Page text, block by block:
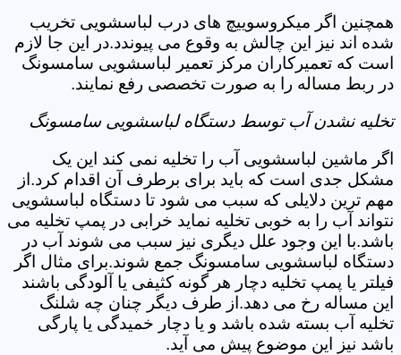
همچنین اگر میکروسوییچ های درب لباسشویی تخریب
شده اند نیز این چالش به وقوع می پیوندد.در این جا لازم
است که تعمیرکاران مرکز تعمیر لباسشویی سامسونگ
در ربط مساله را به صورت تخصصی رفع نمایند.
تخلیه نشدن آب توسط دستگاه لباسشویی سامسونگ
اگر ماشین لباسشویی آب را تخلیه نمی کند این یک
مشکل جدی است که باید برای برطرف آن اقدام کرد.از
مهم ترین دلایلی که سبب می شود تا دستگاه لباسشویی
نتواند آب را به خوبی تخلیه نماید خرابی در پمپ تخلیه می
باشد.با این وجود علل دیگری نیز سبب می شوند آب در
دستگاه لباسشویی سامسونگ جمع شوند.برای مثال اگر
فیلتر یا پمپ تخلیه دچار هر گونه کثیفی یا آلودگی باشند
این مساله رخ می دهد.از طرف دیگر چنان چه شلنگ
تخلیه آب بسته شده باشد و یا دچار خمیدگی یا پارگی
باشد نیز این موضوع پیش می آید.